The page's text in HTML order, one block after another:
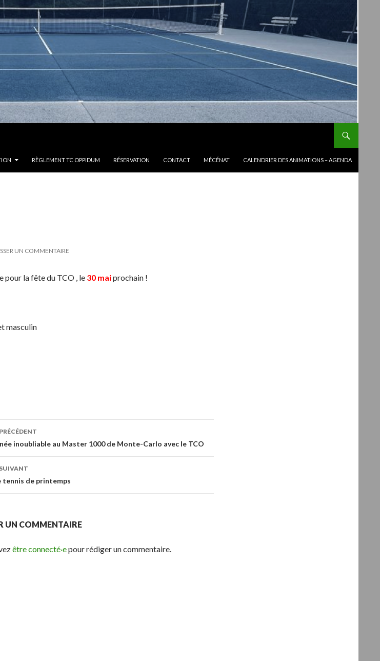
RÈGLEMENT TC OPPIDUM RÉSERVATION CONTACT MÉCÉNAT CALENDRIER DES ANIMATIONS – AGENDA
UN COMMENTAIRE
pour la fête du TCO , le 30 maiprochain !
masculin
inoubliable au Master 1000 de Monte-Carlo avec le TCO
tennis de printemps
UN COMMENTAIRE
être connecté·epour rédiger un commentaire.